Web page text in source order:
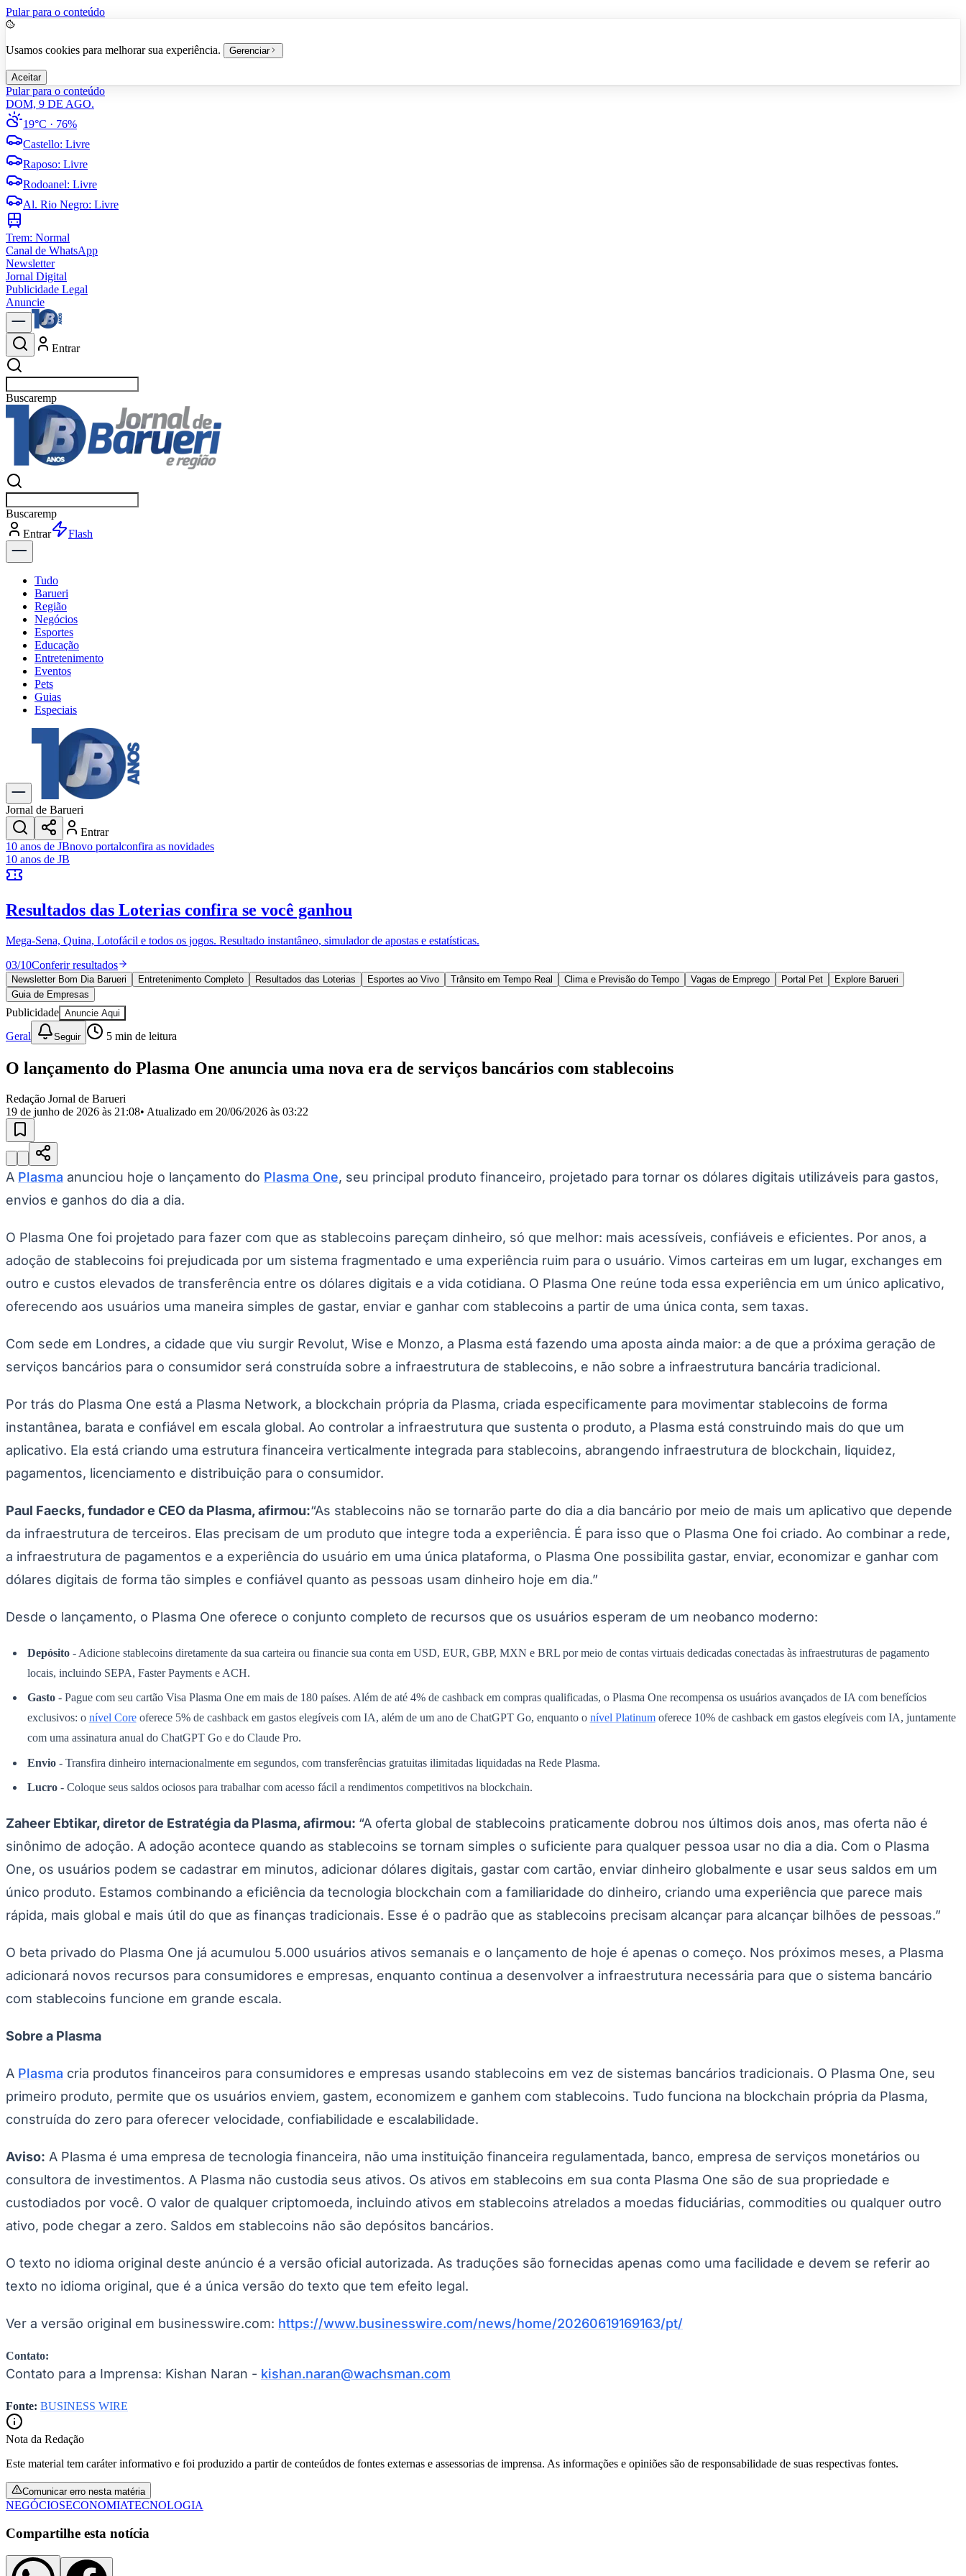
Pular para o conteúdo
Usamos cookies para melhorar sua experiência. Gerenciar
Aceitar
Pular para o conteúdo
DOM, 9 DE AGO.
19°C · 76%
Castello: Livre
Raposo: Livre
Rodoanel: Livre
Al. Rio Negro: Livre
Trem: Normal
Canal de WhatsApp
Newsletter
Jornal Digital
Publicidade Legal
Anuncie
Entrar
Buscaresportes
Buscaresportes
Entrar
Flash
Tudo
Barueri
Região
Negócios
Esportes
Educação
Entretenimento
Eventos
Pets
Guias
Especiais
Explore Tudo
Últimas Notícias
Previsão do Tempo
Trânsito e Rotas
Dia a Dia & Lazer
Transportes
Gastronomia
Cinema & Shows
JogosNovo
Anuncie no Portal
Cadastrar Empresa
Divulgar Vagas Novo
Publicidade Legal
Política
Eleições
Esportes
Saúde
Segurança
Cultura
Obras
Educação
Bairros de Barueri
Selecione sua região
AldeiaAldeia da Serra
MilitarItapevi JandiraJardim Audir Jardim BelvalJardim CalifórniaJardim dos AltosJardim dos CamargosJardim EsperançaJardim GrazielaJardim IracemaJardim ItaquitiJardim JulioJardim LíbanoJardim Maria
Cristina
Jardim Maria Helena Jardim Mutinga
Aldeinha Osasco Parque dos CamargosParque Imperial
Para Sua Empresa
Anuncie no Portal
Guia de Empresas
Divulgar VagasNovo
Segurança Regional
Hospitais Estaduais
Parques & Represas
Cidades da Região
Santana de ParnaíbaOsascoCarapicuíba JandiraItapeviCotiaPirapora do Bom Jesus AraçariguamaCajamar Caieiras Franco da RochaFrancisco MoratoTaboão da SerraEmbu das ArtesSão Roque
Para Sua Empresa
Anuncie Regional
Guia de Empresas
Vagas na RegiãoNovo
Guia Comercial
Portal Educacional
Agenda de Vestibulares
Vagas de Emprego
Concursos
Panorama Econômico
Para Sua Empresa
Anuncie no Portal
Anunciar VagasNovo
Publicidade Legal
NBA
Fórmula 1
Tênis (ATP)
Atletismo
Vôlei
NBB
Competições de Futebol
Brasileirão Série A
Brasileirão Série B
Libertadores
Copa América
Champions League
Premier League
Bundesliga
Mundial 2026
Times - Ir direto
Jornal de Barueri
Entrar
10 anos de JBnovo portalconfira as novidades
10 anos de JB
Resultados das Loterias confira se você ganhou
Mega-Sena, Quina, Lotofácil e todos os jogos. Resultado instantâneo, simulador de apostas e estatísticas.
03/10Conferir resultados
Newsletter Bom Dia Barueri Entretenimento Completo Resultados das Loterias Esportes ao Vivo Trânsito em Tempo Real Clima e Previsão do Tempo Vagas de Emprego Portal Pet
Explore Barueri
Guia de Empresas
Publicidade Anuncie Aqui
Geral Seguir 5 min de leitura
O lançamento do Plasma One anuncia uma nova era de serviços bancários com stablecoins
Redação Jornal de Barueri
19 de junho de 2026 às 21:08• Atualizado em 20/06/2026 às 03:22
A Plasma anunciou hoje o lançamento do Plasma One, seu principal produto financeiro, projetado para tornar os dólares digitais utilizáveis ​​para gastos,
envios e ganhos do dia a dia.
O Plasma One foi projetado para fazer com que as stablecoins pareçam dinheiro, só que melhor: mais acessíveis, confiáveis ​​e eficientes. Por anos, a
adoção de stablecoins foi prejudicada por um sistema fragmentado e uma experiência ruim para o usuário. Vimos carteiras em um lugar, exchanges em
outro e custos elevados de transferência entre os dólares digitais e a vida cotidiana. O Plasma One reúne toda essa experiência em um único aplicativo,
oferecendo aos usuários uma maneira simples de gastar, enviar e ganhar com stablecoins a partir de uma única conta, sem taxas.
Com sede em Londres, a cidade que viu surgir Revolut, Wise e Monzo, a Plasma está fazendo uma aposta ainda maior: a de que a próxima geração de
serviços bancários para o consumidor será construída sobre a infraestrutura de stablecoins, e não sobre a infraestrutura bancária tradicional.
Por trás do Plasma One está a Plasma Network, a blockchain própria da Plasma, criada especificamente para movimentar stablecoins de forma
instantânea, barata e confiável em escala global. Ao controlar a infraestrutura que sustenta o produto, a Plasma está construindo mais do que um
aplicativo. Ela está criando uma estrutura financeira verticalmente integrada para stablecoins, abrangendo infraestrutura de blockchain, liquidez,
pagamentos, licenciamento e distribuição para o consumidor.
Paul Faecks, fundador e CEO da Plasma, afirmou:“As stablecoins não se tornarão parte do dia a dia bancário por meio de mais um aplicativo que depende
da infraestrutura de terceiros. Elas precisam de um produto que integre toda a experiência. É para isso que o Plasma One foi criado. Ao combinar a rede,
a infraestrutura de pagamentos e a experiência do usuário em uma única plataforma, o Plasma One possibilita gastar, enviar, economizar e ganhar com
dólares digitais de forma tão simples e confiável quanto as pessoas usam dinheiro hoje em dia.”
Desde o lançamento, o Plasma One oferece o conjunto completo de recursos que os usuários esperam de um neobanco moderno:
Depósito- Adicione stablecoins diretamente da sua carteira ou financie sua conta em USD, EUR, GBP, MXN e BRL por meio de contas virtuais dedicadas conectadas às infraestruturas de pagamento
locais, incluindo SEPA, Faster Payments e ACH.
Gasto- Pague com seu cartão Visa Plasma One em mais de 180 países. Além de até 4% de cashback em compras qualificadas, o Plasma One recompensa os usuários avançados de IA com benefícios
exclusivos: o nível Coreoferece 5% de cashback em gastos elegíveis com IA, além de um ano de ChatGPT Go, enquanto o nível Platinumoferece 10% de cashback em gastos elegíveis com IA, juntamente
com uma assinatura anual do ChatGPT Go e do Claude Pro.
Envio- Transfira dinheiro internacionalmente em segundos, com transferências gratuitas ilimitadas liquidadas na Rede Plasma.
Lucro- Coloque seus saldos ociosos para trabalhar com acesso fácil a rendimentos competitivos na blockchain.
Zaheer Ebtikar, diretor de Estratégia da Plasma, afirmou: “A oferta global de stablecoins praticamente dobrou nos últimos dois anos, mas oferta não é
sinônimo de adoção. A adoção acontece quando as stablecoins se tornam simples o suficiente para qualquer pessoa usar no dia a dia. Com o Plasma
One, os usuários podem se cadastrar em minutos, adicionar dólares digitais, gastar com cartão, enviar dinheiro globalmente e usar seus saldos em um
único produto. Estamos combinando a eficiência da tecnologia blockchain com a familiaridade do dinheiro, criando uma experiência que parece mais
rápida, mais global e mais útil do que as finanças tradicionais. Esse é o padrão que as stablecoins precisam alcançar para alcançar bilhões de pessoas.”
O beta privado do Plasma One já acumulou 5.000 usuários ativos semanais e o lançamento de hoje é apenas o começo. Nos próximos meses, a Plasma
adicionará novos recursos para consumidores e empresas, enquanto continua a desenvolver a infraestrutura necessária para que o sistema bancário
com stablecoins funcione em grande escala.
Sobre a Plasma
A Plasma cria produtos financeiros para consumidores e empresas usando stablecoins em vez de sistemas bancários tradicionais. O Plasma One, seu
primeiro produto, permite que os usuários enviem, gastem, economizem e ganhem com stablecoins. Tudo funciona na blockchain própria da Plasma,
construída do zero para oferecer velocidade, confiabilidade e escalabilidade.
Aviso: A Plasma é uma empresa de tecnologia financeira, não uma instituição financeira regulamentada, banco, empresa de serviços monetários ou
consultora de investimentos. A Plasma não custodia seus ativos. Os ativos em stablecoins em sua conta Plasma One são de sua propriedade e
custodiados por você. O valor de qualquer criptomoeda, incluindo ativos em stablecoins atrelados a moedas fiduciárias, commodities ou qualquer outro
ativo, pode chegar a zero. Saldos em stablecoins não são depósitos bancários.
O texto no idioma original deste anúncio é a versão oficial autorizada. As traduções são fornecidas apenas como uma facilidade e devem se referir ao
texto no idioma original, que é a única versão do texto que tem efeito legal.
Ver a versão original em businesswire.com: https://www.businesswire.com/news/home/20260619169163/pt/
Contato:
Contato para a Imprensa: Kishan Naran - kishan.naran@wachsman.com
Fonte: BUSINESS WIRE
Nota da Redação
Este material tem caráter informativo e foi produzido a partir de conteúdos de fontes externas e assessorias de imprensa. As informações e opiniões são de responsabilidade de suas respectivas fontes.
Comunicar erro nesta matéria
NEGÓCIOSECONOMIATECNOLOGIA
Compartilhe esta notícia